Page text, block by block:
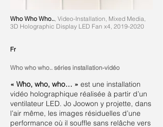
Who Who Who.., Video-Installation, Mixed Media,
3D Holographic Display LED Fan x4, 2019-2020
Fr
Who who who.. séries installation-vidéo
« Who, who, who… » est une installation
vidéo holographique réalisée à partir d’un
ventilateur LED. Jo Joowon y projette, dans
l’air même, les images résiduelles d’une
performance où il souffle sans relâche vers